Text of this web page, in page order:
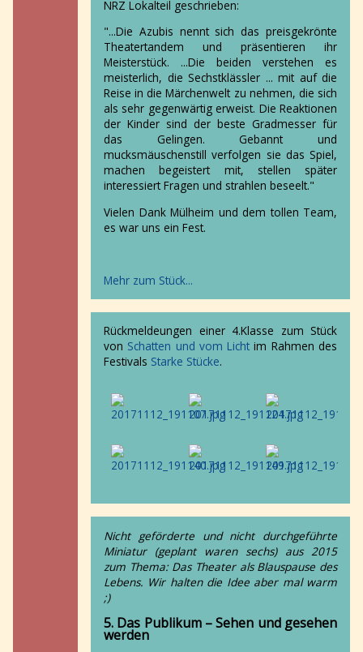
NRZ Lokalteil geschrieben:
"...Die Azubis nennt sich das preisgekrönte
Theatertandem und präsentieren ihr
Meisterstück. ...Die beiden verstehen es
meisterlich, die Sechstklässler ... mit auf die
Reise in die Märchenwelt zu nehmen, die sich
als sehr gegenwärtig erweist. Die Reaktionen
der Kinder sind der beste Gradmesser für
das Gelingen. Gebannt und
mucksmäuschenstill verfolgen sie das Spiel,
machen begeistert mit, stellen später
interessiert Fragen und strahlen beseelt."
Vielen Dank Mülheim und dem tollen Team,
es war uns ein Fest.
Mehr zum Stück...
Rückmeldeungen einer 4.Klasse zum Stück
von Schatten und vom Licht im Rahmen des
Festivals Starke Stücke.
Nicht geförderte und nicht durchgeführte
Miniatur (geplant waren sechs) aus 2015
zum Thema: Das Theater als Blauspause des
Lebens. Wir halten die Idee aber mal warm
;)
5. Das Publikum – Sehen und gesehen
werden